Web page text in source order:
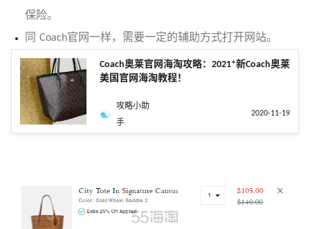
保险。
同 Coach官网一样，需要一定的辅助方式打开网站。
Coach奥莱官网海淘攻略：2021*新Coach奥莱
美国官网海淘教程！
攻略小助
手
2020-11-19